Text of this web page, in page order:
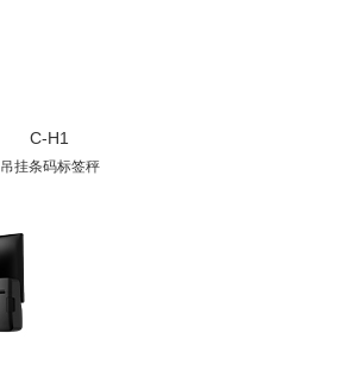
C-H1
吊挂条码标签秤